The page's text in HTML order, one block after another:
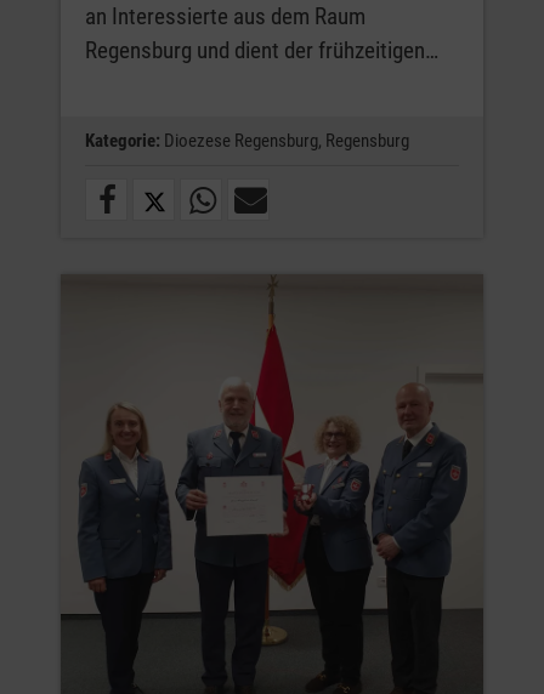
an Interessierte aus dem Raum
Regensburg und dient der frühzeitigen…
Kategorie: Dioezese Regensburg, Regensburg